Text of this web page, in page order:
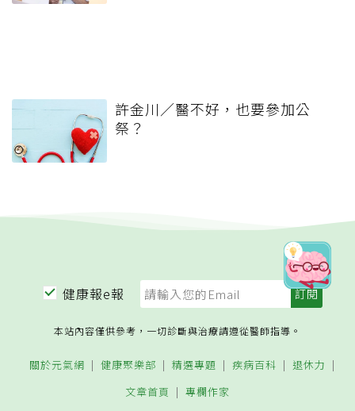
許金川／醫不好，也要參加公
祭？
健康報e報
本站內容僅供參考，一切診斷與治療請遵從醫師指導。
關於元氣網 健康聚樂部 精選專題 疾病百科
退休力
文章首頁
專欄作家